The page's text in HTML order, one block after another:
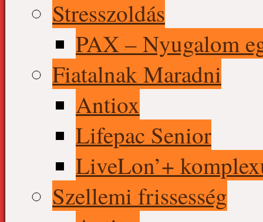
Stresszoldás
PAX – Nyugalom
Fiatalnak Maradni
Antiox
Lifepac Senior
LiveLon’+
Szellemi frissesség